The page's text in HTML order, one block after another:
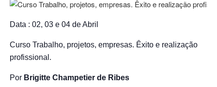
Data : 02, 03 e 04 de Abril
Curso Trabalho, projetos, empresas. Êxito e realização
profissional.
Por Brigitte Champetier de Ribes